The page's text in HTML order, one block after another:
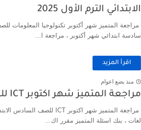
الابتدائي الترم الأول 2025
مراجعة المتميز شهر أكتوبر تكنولوجيا المعلومات
سادسة ابتدائي شهر أكتوبر ، مراجعة ا...
اقرأ المزيد
منذ بضع اعوام
مراجعة المتميز شهر اكتوبر ICT للصف السادس الابتدائي الترم الأول 2025
لغات ، بنك اسئلة المتميز مقرر اك...